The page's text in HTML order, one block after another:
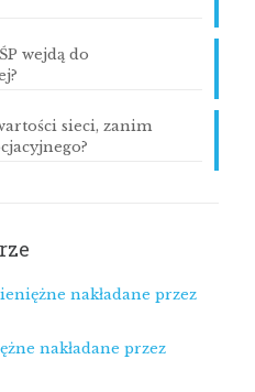
wejdą do
sieci, zanim
nakładane przez
nakładane przez